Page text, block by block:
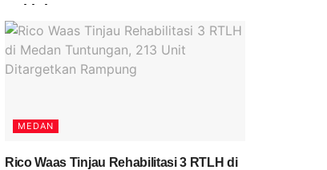
Terkini
MEDAN
Rico Waas Tinjau Rehabilitasi 3 RTLH di